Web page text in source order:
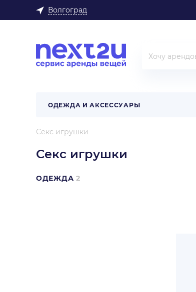
Волгоград
ОДЕЖДА И АКСЕССУАРЫ
Секс игрушки
Секс игрушки
ОДЕЖДА 2